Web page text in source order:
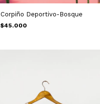
Corpiño Deportivo-Bosque
$45.000